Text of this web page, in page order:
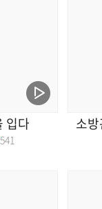
입다
541
소